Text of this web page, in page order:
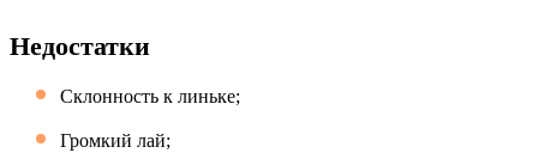
Недостатки
Склонность к линьке;
Громкий лай;